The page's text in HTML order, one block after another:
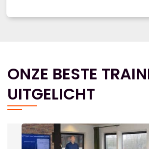
ONZE BESTE
UITGELICHT